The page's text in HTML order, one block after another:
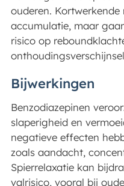
ouderen.
accumulatie, maar
risico op
Bijwerkingen
Benzodiazepinen
slaperigheid en
negatieve effecten
zoals aandacht,
Spierrelaxatie kan
valrisico, vooral bij